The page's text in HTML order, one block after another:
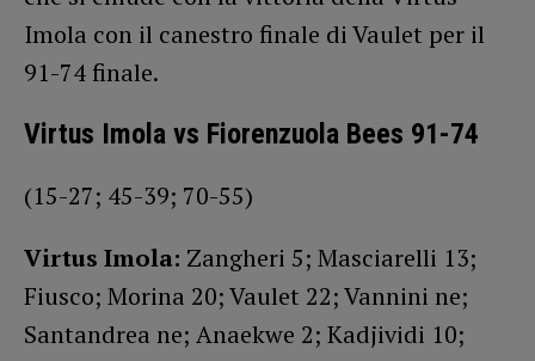
Imola con il canestro finale di Vaulet per il
91-74 finale.
Virtus Imola vs Fiorenzuola Bees 91-74
(15-27; 45-39; 70-55)
Virtus Imola: Zangheri 5; Masciarelli 13;
Fiusco; Morina 20; Vaulet 22; Vannini ne;
Santandrea ne; Anaekwe 2; Kadjividi 10;